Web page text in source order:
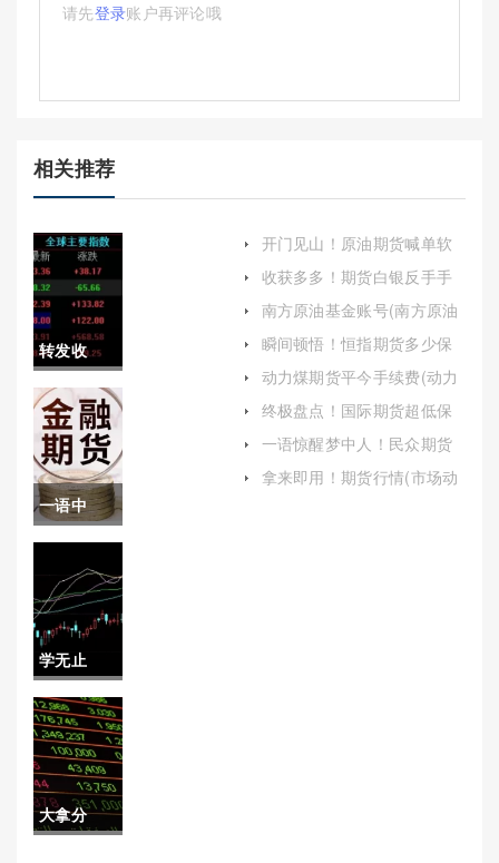
请先登录账户再评论哦
相关推荐
转发收
藏！恒指
期货在哪
里开户
（帮助投
地了解并
参与恒指
易）
一语中
的！原油
高开低
走：市场
波动与未
来展望
学无止
境！国际
期货个人
怎么开户
（帮助投
大拿分
开门见山！原油期货喊单软
件(帮助交易者进行决策和操
作)
收获多多！期货白银反手手
续费（帮助投资者更好地进
行交易决策）
南方原油基金账号(南方原油
基金账号是什么)
瞬间顿悟！恒指期货多少保
证金(帮助投资者更好地理解
和运用这一关键机制)
动力煤期货平今手续费(动力
煤期货手续费多少)
终极盘点！国际期货超低保
证金(期货低保证金品种)
一语惊醒梦中人！民众期货
在线喊单：现象、风险与应
对策略
拿来即用！期货行情(市场动